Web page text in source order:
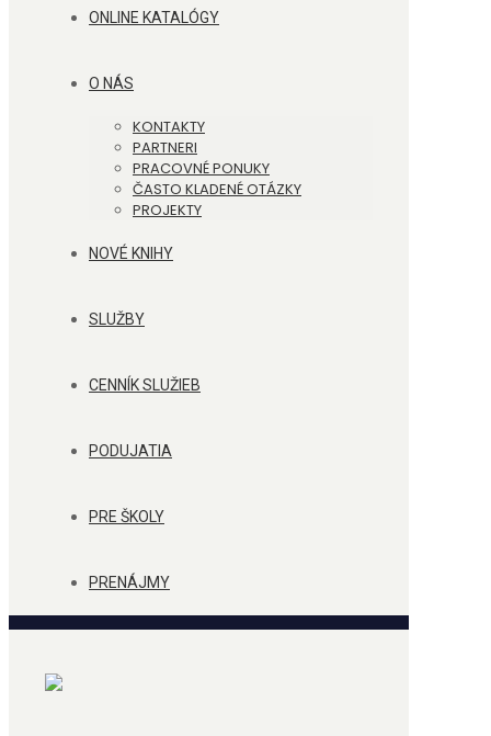
ONLINE KATALÓGY
O NÁS
KONTAKTY
PARTNERI
PRACOVNÉ PONUKY
ČASTO KLADENÉ OTÁZKY
PROJEKTY
NOVÉ KNIHY
SLUŽBY
CENNÍK SLUŽIEB
PODUJATIA
PRE ŠKOLY
PRENÁJMY